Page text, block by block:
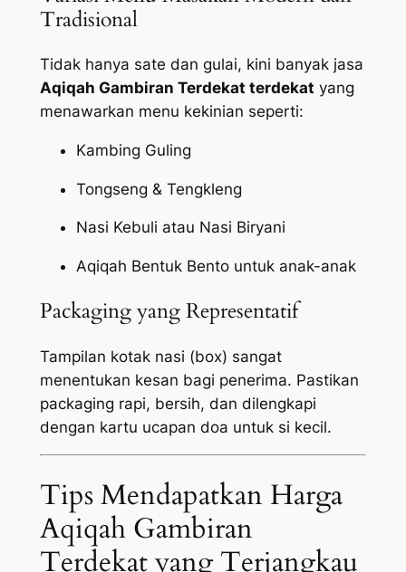
Tradisional
Tidak hanya sate dan gulai, kini banyak jasa
Aqiqah Gambiran Terdekat terdekat yang
menawarkan menu kekinian seperti:
Kambing Guling
Tongseng & Tengkleng
Nasi Kebuli atau Nasi Biryani
Aqiqah Bentuk Bento untuk anak-anak
Packaging yang Representatif
Tampilan kotak nasi (box) sangat
menentukan kesan bagi penerima. Pastikan
packaging rapi, bersih, dan dilengkapi
dengan kartu ucapan doa untuk si kecil.
Tips Mendapatkan Harga
Aqiqah Gambiran
Terdekat yang Terjangkau